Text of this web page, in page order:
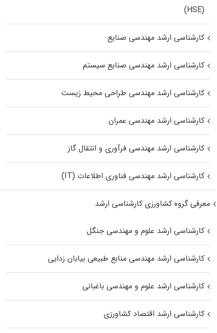
(HSE)
کارشناسی ارشد مهندسی صنایع
کارشناسی ارشد مهندسی صنایع سیستم
کارشناسی ارشد مهندسی طراحی محیط زیست
کارشناسی ارشد مهندسی عمران
کارشناسی ارشد مهندسی فرآوری و انتقال گاز
کارشناسی ارشد مهندسی فناوری اطلاعات (IT)
معرفی گروه کشاورزی کارشناسی ارشد
کارشناسی ارشد علوم و مهندسی جنگل
کارشناسی ارشد مهندسی منابع طبیعی بیابان زدایی
کارشناسی ارشد علوم و مهندسی باغبانی
کارشناسی ارشد اقتصاد کشاورزی